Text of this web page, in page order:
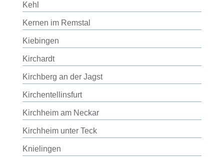
Kehl
Kernen im Remstal
Kiebingen
Kirchardt
Kirchberg an der Jagst
Kirchentellinsfurt
Kirchheim am Neckar
Kirchheim unter Teck
Knielingen